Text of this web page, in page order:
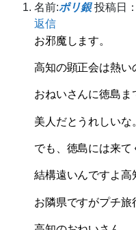
名前:ポリ銀 投稿日
返信
お邪魔します。
高知の顕正会は熱い
おねいさんに徳島ま
美人だとうれしいな。
でも、徳島には来て
結構遠いんですよ高
お隣県ですがプチ旅